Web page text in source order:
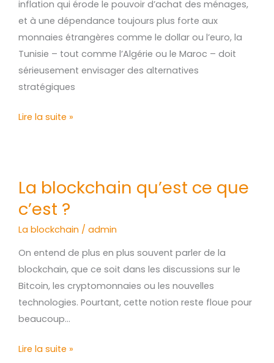
inflation qui érode le pouvoir d’achat des ménages,
et à une dépendance toujours plus forte aux
monnaies étrangères comme le dollar ou l’euro, la
Tunisie – tout comme l’Algérie ou le Maroc – doit
sérieusement envisager des alternatives
stratégiques
dans
le
Bitcoin
pour
protéger
leur
économique
Lire la suite »
La blockchain qu’est ce que
c’est ?
La blockchain / admin
On entend de plus en plus souvent parler de la
blockchain, que ce soit dans les discussions sur le
Bitcoin, les cryptomonnaies ou les nouvelles
technologies. Pourtant, cette notion reste floue pour
beaucoup…
blockchain
qu’est
c’est
?
Lire la suite »